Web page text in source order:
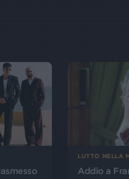
LUTTO NELLA
Addio a